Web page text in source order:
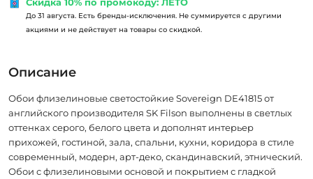
До 31 августа. Есть бренды-исключения. Не суммируется с другими
акциями и не действует на товары со скидкой.
Описание
Обои флизелиновые светостойкие Sovereign DE41815 от
английского производителя SK Filson выполнены в светлых
оттенках серого, белого цвета и дополнят интерьер
прихожей, гостиной, зала, спальни, кухни, коридора в стиле
современный, модерн, арт-деко, скандинавский, этнический.
Обои с флизелиновыми основой и покрытием с гладкой